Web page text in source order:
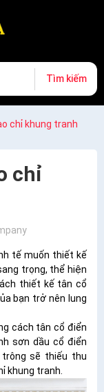
Tìm kiếm
chỉ khung tranh
chỉ
tế muốn thiết kế
trọng, thể hiện
thiết kế tân cổ
bạn trở nên lung
cách tân cổ điển
sơn dầu cổ điển
sẽ thiếu thu
khung tranh.